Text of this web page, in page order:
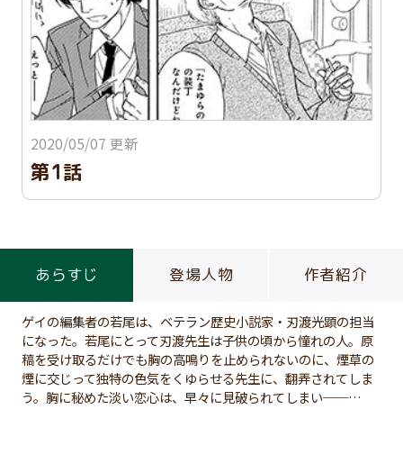
2020/05/07 更新
第1話
あらすじ 登場人物 作者紹介
ゲイの編集者の若尾は、ベテラン歴史小説家・刃渡光顕の担当
になった。若尾にとって刃渡先生は子供の頃から憧れの人。原
稿を受け取るだけでも胸の高鳴りを止められないのに、煙草の
煙に交じって独特の色気をくゆらせる先生に、翻弄されてしま
う。胸に秘めた淡い恋心は、早々に見破られてしまい──…